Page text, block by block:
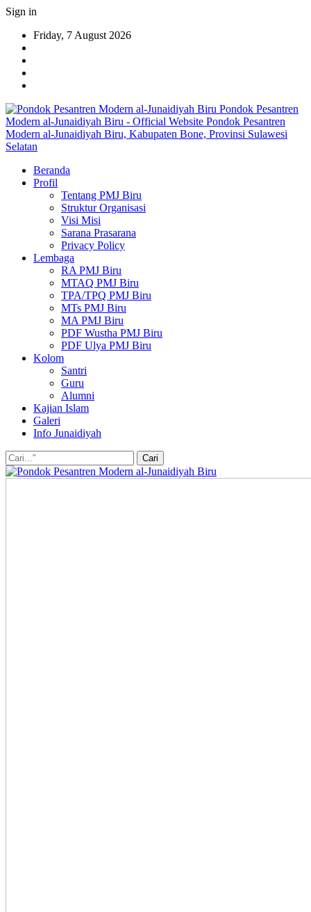
Sign in
Friday, 7 August 2026
Pondok Pesantren
Modern al-Junaidiyah Biru - Official Website Pondok Pesantren
Modern al-Junaidiyah Biru, Kabupaten Bone, Provinsi Sulawesi
Selatan
Beranda
Profil
Tentang PMJ Biru
Struktur Organisasi
Visi Misi
Sarana Prasarana
Privacy Policy
Lembaga
RA PMJ Biru
MTAQ PMJ Biru
TPA/TPQ PMJ Biru
MTs PMJ Biru
MA PMJ Biru
PDF Wustha PMJ Biru
PDF Ulya PMJ Biru
Kolom
Santri
Guru
Alumni
Kajian Islam
Galeri
Info Junaidiyah